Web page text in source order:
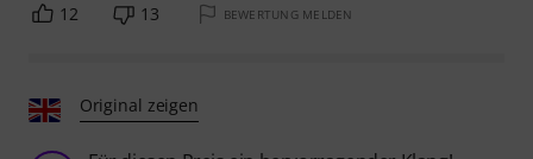
12 13 BEWERTUNG MELDEN
Original zeigen